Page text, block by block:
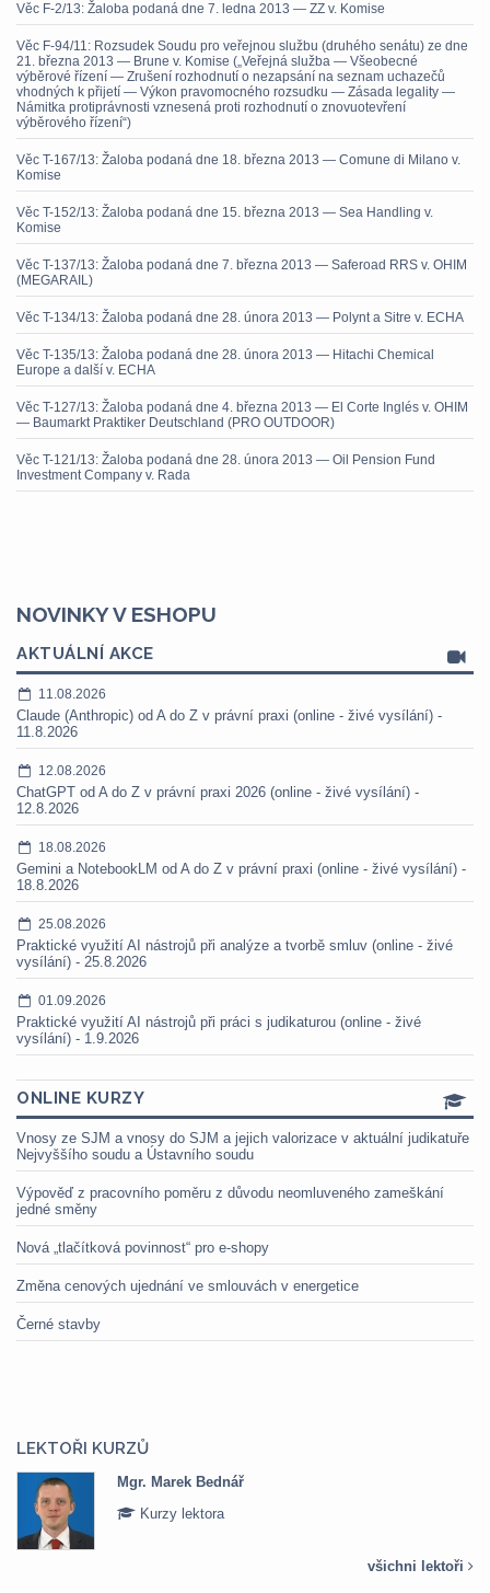
Věc F-2/13: Žaloba podaná dne 7. ledna 2013 — ZZ v. Komise
Věc F-94/11: Rozsudek Soudu pro veřejnou službu (druhého senátu) ze dne
21. března 2013 — Brune v. Komise („Veřejná služba — Všeobecné
výběrové řízení — Zrušení rozhodnutí o nezapsání na seznam uchazečů
vhodných k přijetí — Výkon pravomocného rozsudku — Zásada legality —
Námitka protiprávnosti vznesená proti rozhodnutí o znovuotevření
výběrového řízení“)
Věc T-167/13: Žaloba podaná dne 18. března 2013 — Comune di Milano v.
Komise
Věc T-152/13: Žaloba podaná dne 15. března 2013 — Sea Handling v.
Komise
Věc T-137/13: Žaloba podaná dne 7. března 2013 — Saferoad RRS v. OHIM
(MEGARAIL)
Věc T-134/13: Žaloba podaná dne 28. února 2013 — Polynt a Sitre v. ECHA
Věc T-135/13: Žaloba podaná dne 28. února 2013 — Hitachi Chemical
Europe a další v. ECHA
Věc T-127/13: Žaloba podaná dne 4. března 2013 — El Corte Inglés v. OHIM
— Baumarkt Praktiker Deutschland (PRO OUTDOOR)
Věc T-121/13: Žaloba podaná dne 28. února 2013 — Oil Pension Fund
Investment Company v. Rada
NOVINKY V ESHOPU
AKTUÁLNÍ AKCE
11.08.2026
Claude (Anthropic) od A do Z v právní praxi (online - živé vysílání) -
11.8.2026
12.08.2026
ChatGPT od A do Z v právní praxi 2026 (online - živé vysílání) -
12.8.2026
18.08.2026
Gemini a NotebookLM od A do Z v právní praxi (online - živé vysílání) -
18.8.2026
25.08.2026
Praktické využití AI nástrojů při analýze a tvorbě smluv (online - živé
vysílání) - 25.8.2026
01.09.2026
Praktické využití AI nástrojů při práci s judikaturou (online - živé
vysílání) - 1.9.2026
ONLINE KURZY
Vnosy ze SJM a vnosy do SJM a jejich valorizace v aktuální judikatuře
Nejvyššího soudu a Ústavního soudu
Výpověď z pracovního poměru z důvodu neomluveného zameškání
jedné směny
Nová „tlačítková povinnost“ pro e-shopy
Změna cenových ujednání ve smlouvách v energetice
Černé stavby
LEKTOŘI KURZŮ
Mgr. Marek Bednář
Kurzy lektora
všichni lektoři